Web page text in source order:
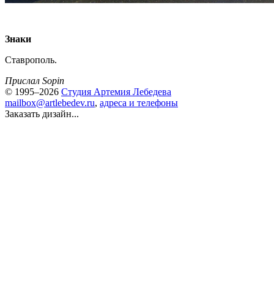
Знаки
Ставрополь.
Прислал Sopin
© 1995–2026 Студия Артемия Лебедева
mailbox@artlebedev.ru, адреса и телефоны
Заказать дизайн...